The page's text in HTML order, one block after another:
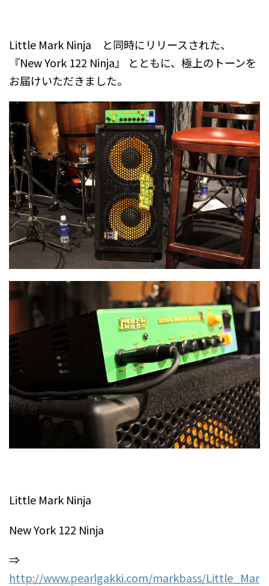
Little Mark Ninja と同時にリリースされた、
『New York 122 Ninja』 とともに、極上のトーンを
お届けいただきました。
Little Mark Ninja
New York 122 Ninja
⇒
http://www.pearlgakki.com/markbass/Little_Mar